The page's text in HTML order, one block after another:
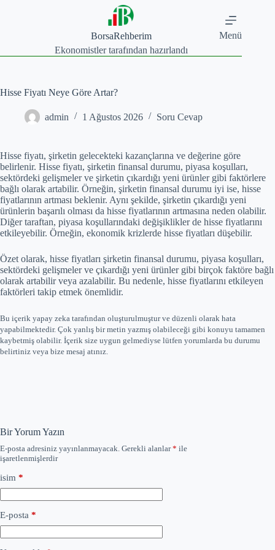
BorsaRehberim
Ekonomistler tarafından hazırlandı
Menü
Hisse Fiyatı Neye Göre Artar?
admin 1 Ağustos 2026 Soru Cevap
Hisse fiyatı, şirketin gelecekteki kazançlarına ve değerine göre
belirlenir. Hisse fiyatı, şirketin finansal durumu, piyasa koşulları,
sektördeki gelişmeler ve şirketin çıkardığı yeni ürünler gibi faktörlere
bağlı olarak artabilir. Örneğin, şirketin finansal durumu iyi ise, hisse
fiyatlarının artması beklenir. Aynı şekilde, şirketin çıkardığı yeni
ürünlerin başarılı olması da hisse fiyatlarının artmasına neden olabilir.
Diğer taraftan, piyasa koşullarındaki değişiklikler de hisse fiyatlarını
etkileyebilir. Örneğin, ekonomik krizlerde hisse fiyatları düşebilir.
Özet olarak, hisse fiyatları şirketin finansal durumu, piyasa koşulları,
sektördeki gelişmeler ve çıkardığı yeni ürünler gibi birçok faktöre bağlı
olarak artabilir veya azalabilir. Bu nedenle, hisse fiyatlarını etkileyen
faktörleri takip etmek önemlidir.
Bu içerik yapay zeka tarafından oluşturulmuştur ve düzenli olarak hata
yapabilmektedir. Çok yanlış bir metin yazmış olabileceği gibi konuyu tamamen
kaybetmiş olabilir. İçerik size uygun gelmediyse lütfen yorumlarda bu durumu
belirtiniz veya bize mesaj atınız.
Bir Yorum Yazın
E-posta adresiniz yayınlanmayacak. Gerekli alanlar* ile
işaretlenmişlerdir
isim *
E-posta *